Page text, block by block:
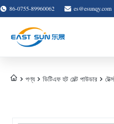
86-0755-89960062 es@esunqy.com
পণ্য ডিটিএফ হট মেল্ট পাউডার